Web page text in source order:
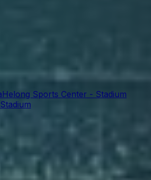
Helong Sports Center - Stadium